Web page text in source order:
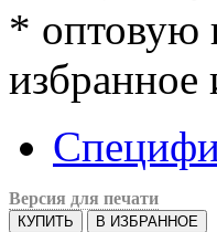
* оптовую
избранное
Версия для печати
КУПИТЬ
В ИЗБРАННОЕ